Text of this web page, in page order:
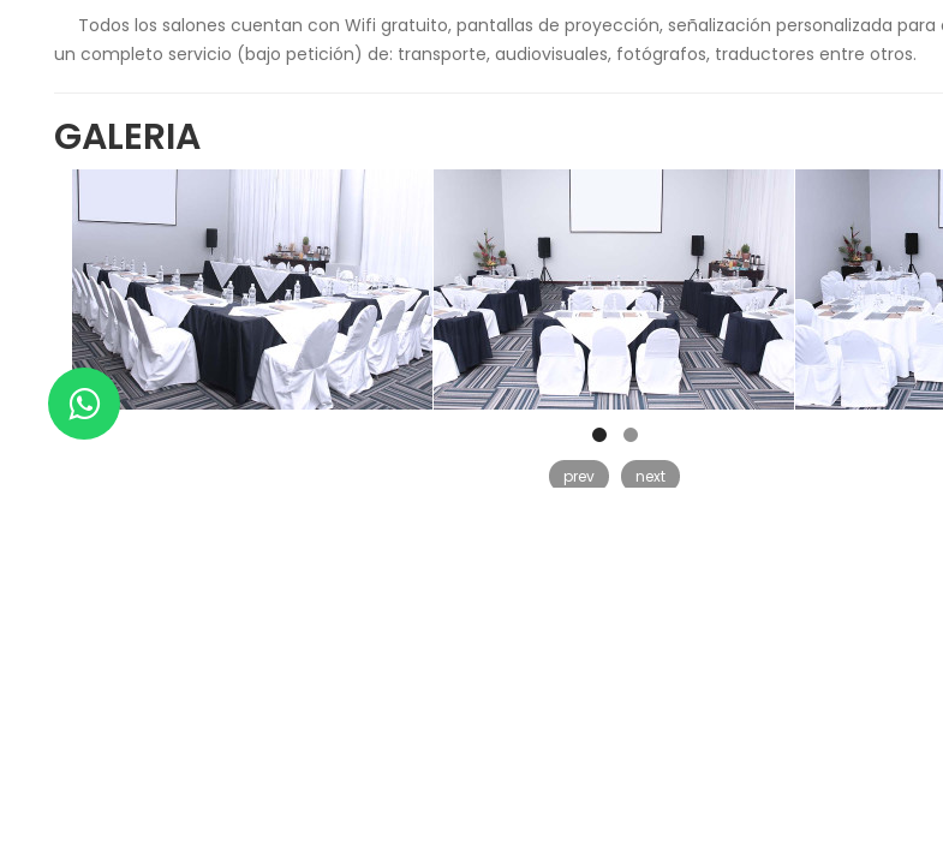
Todos los salones cuentan con Wifi gratuito, pantallas de proyección, señalización personalizada
un completo servicio (bajo petición) de: transporte, audiovisuales, fotógrafos, traductores entre otros.
GALERIA
prev next